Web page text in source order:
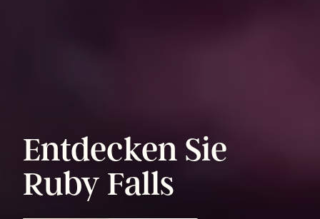
Entdecken Sie
Ruby Falls